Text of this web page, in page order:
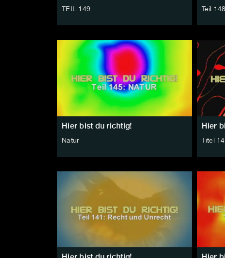
TEIL 149 Teil 148
Hier bist du richtig!
Natur
Hier
Titel